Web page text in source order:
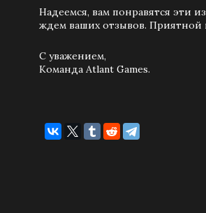
Надеемся, вам понравятся эти
ждем ваших отзывов. Приятной
С уважением,
Команда Atlant Games.